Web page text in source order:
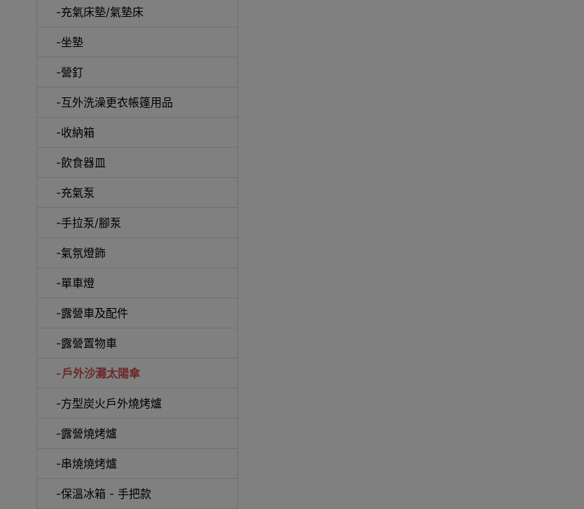
-充氣床墊/氣墊床
-坐墊
-營釘
-互外洗澡更衣帳篷用品
-收納箱
-飲食器皿
-充氣泵
-手拉泵/腳泵
-氣氛燈飾
-單車燈
-露營車及配件
-露營置物車
-戶外沙灘太陽傘
-方型炭火戶外燒烤爐
-露營燒烤爐
-串燒燒烤爐
-保溫冰箱 - 手把款